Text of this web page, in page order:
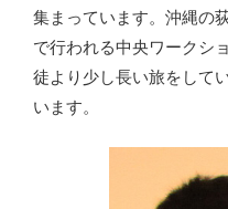
集まっています。沖縄の
で行われる中央ワークシ
徒より少し長い旅をして
います。